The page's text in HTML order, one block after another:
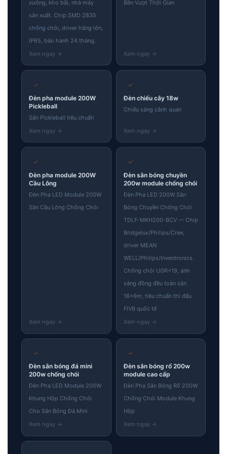
xưởng, kho bãi, nhà máy
sản xuất. Chip SMD 2835
chống chói, driver hãng lớn,
IP65, bảo hành 24 tháng.
Bền Vượt Thời Gian
✓
Đèn pha module 200W
Pickleball
Sân Pickleball tiêu chuẩn
✓
Đèn chiếu cây 18w
Chiếu sáng cảnh quan
✓
Đèn pha module 200W
Cầu Lông
Đèn Pha LED Module 200W
Sân Cầu Lông Chống Chói
✓
Đèn sân bóng chuyền
200w module chống chói
Đèn Pha LED 200W Sân
Bóng Chuyền Chống Chói
TDLF-MKH200-BCV — Chip
Bridgelux/Philips/Cree,
driver MEAN
WELL/Philips/Inventronics.
Chống chói UGR<19, ánh
sáng đồng đều toàn sân
18×9m, tiêu chuẩn thi đấu
FIVB quốc tế
✓
Đèn sân bóng đá mini
200w chống chói
Đèn Pha LED Module 200W
Khung Hộp Chống Chói
Cho Sân Bóng Đá Mini
✓
Đèn sân bóng rổ 200w
module cao cấp
Đèn Pha Sân Bóng Rổ 200W
Chống Chói Module Khung
Hộp